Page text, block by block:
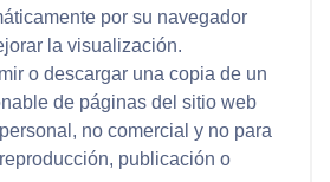
por su navegador
la visualización.
o descargar una copia de un
de páginas del sitio web
no comercial y no para
publicación o